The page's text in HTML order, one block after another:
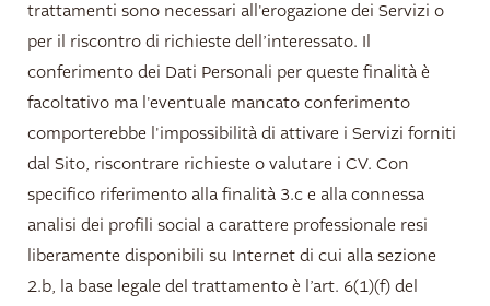
trattamenti sono necessari all'erogazione dei Servizi o
per il riscontro di richieste dell’interessato. Il
conferimento dei Dati Personali per queste finalità è
facoltativo ma l'eventuale mancato conferimento
comporterebbe l'impossibilità di attivare i Servizi forniti
dal Sito, riscontrare richieste o valutare i CV. Con
specifico riferimento alla finalità 3.c e alla connessa
analisi dei profili social a carattere professionale resi
liberamente disponibili su Internet di cui alla sezione
2.b, la base legale del trattamento è l’art. 6(1)(f) del